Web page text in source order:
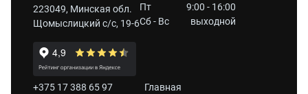
223049, Минская обл.
Щомыслицкий с/с, 19-6
Пт
9:00 - 16:00
Сб - Вс
выходной
+375 17 388 65 97 Главная